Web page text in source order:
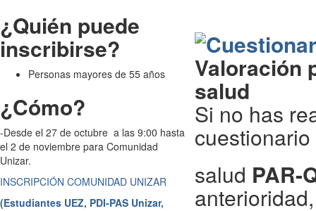
¿Quién puede
inscribirse?
Personas mayores de 55 años
¿Cómo?
-Desde el 27 de octubre a las 9:00 hasta
el 2 de noviembre para Comunidad
Unizar.
INSCRIPCIÓN COMUNIDAD UNIZAR
(Estudiantes UEZ, PDI-PAS Unizar,
Valoración
salud
Si no has
salud PAR-